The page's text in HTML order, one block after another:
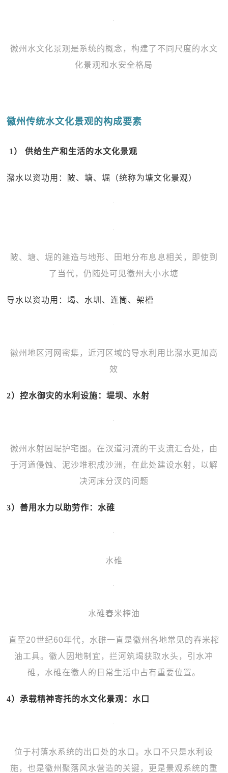
徽州水文化景观是系统的概念，构建了不同尺度的水文
化景观和水安全格局
徽州传统水文化景观的构成要素
1） 供给生产和生活的水文化景观
潴水以资功用：陂、塘、堀（统称为塘文化景观）
陂、塘、堀的建造与地形、田地分布息息相关，即使到
了当代，仍随处可见徽州大小水塘
导水以资功用：堨、水圳、连筒、架槽
徽州地区河网密集，近河区域的导水利用比潴水更加高
效
2）控水御灾的水利设施：堤坝、水射
徽州水射固堤护宅图。在汊道河流的干支流汇合处，由
于河道侵蚀、泥沙堆积成沙洲，在此处建设水射，以解
决河床分汊的问题
3）善用水力以助劳作：水碓
水碓
水碓舂米榨油
直至20世纪60年代，水碓一直是徽州各地常见的舂米榨
油工具。徽人因地制宜，拦河筑堨获取水头，引水冲
碓，水碓在徽人的日常生活中占有重要位置。
4）承载精神寄托的水文化景观：水口
位于村落水系统的出口处的水口。水口不只是水利设
施，也是徽州聚落风水营造的关键，更是景观系统的重